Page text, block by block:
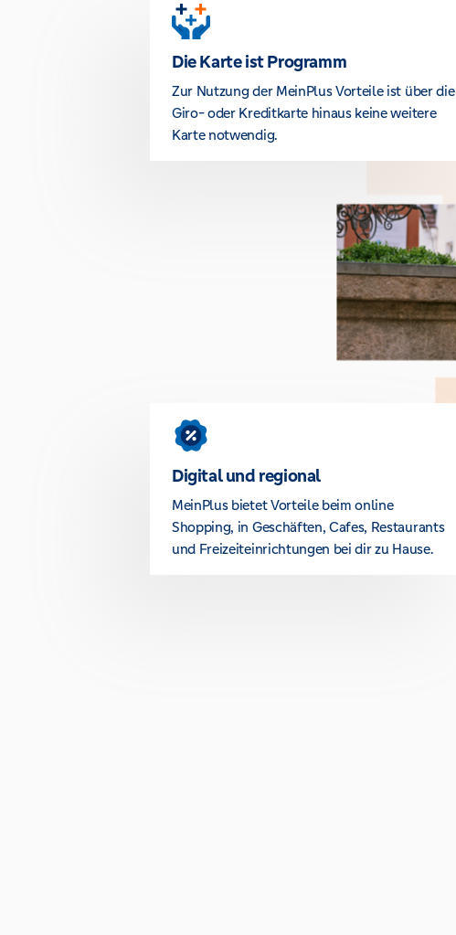
Die Karte ist Programm
Zur Nutzung der MeinPlus Vorteile ist über die
Giro- oder Kreditkarte hinaus keine weitere
Karte notwendig.
Digital und regional
MeinPlus bietet Vorteile beim online
Shopping, in Geschäften, Cafes, Restaurants
und Freizeiteinrichtungen bei dir zu Hause.